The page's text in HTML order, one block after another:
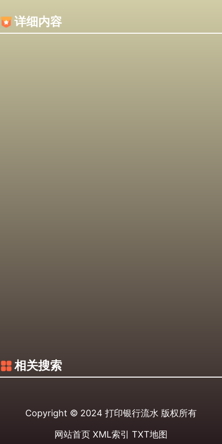
详细内容
相关搜索
Copyright © 2024 打印银行流水 版权所有
网站首页 XML索引 TXT地图